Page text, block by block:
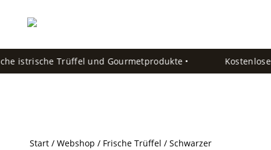
istrische Trüffel und Gourmetprodukte •
Start/ Webshop / Frische Trüffel / Schwarzer